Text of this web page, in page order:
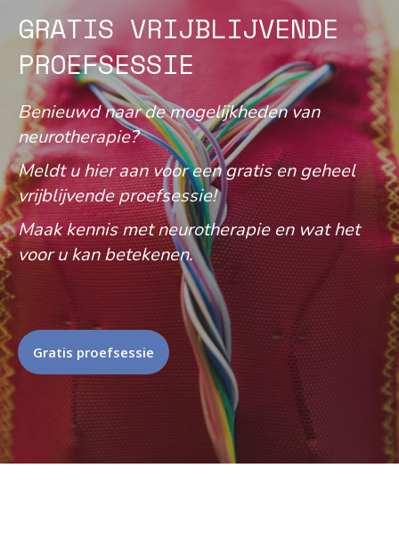
GRATIS VRIJBLIJVENDE
PROEFSESSIE
Benieuwd naar de mogelijkheden van
neurotherapie?
Meldt u hier aan voor een gratis en geheel
vrijblijvende proefsessie!
Maak kennis met neurotherapie en wat het
voor u kan betekenen.
Gratis proefsessie